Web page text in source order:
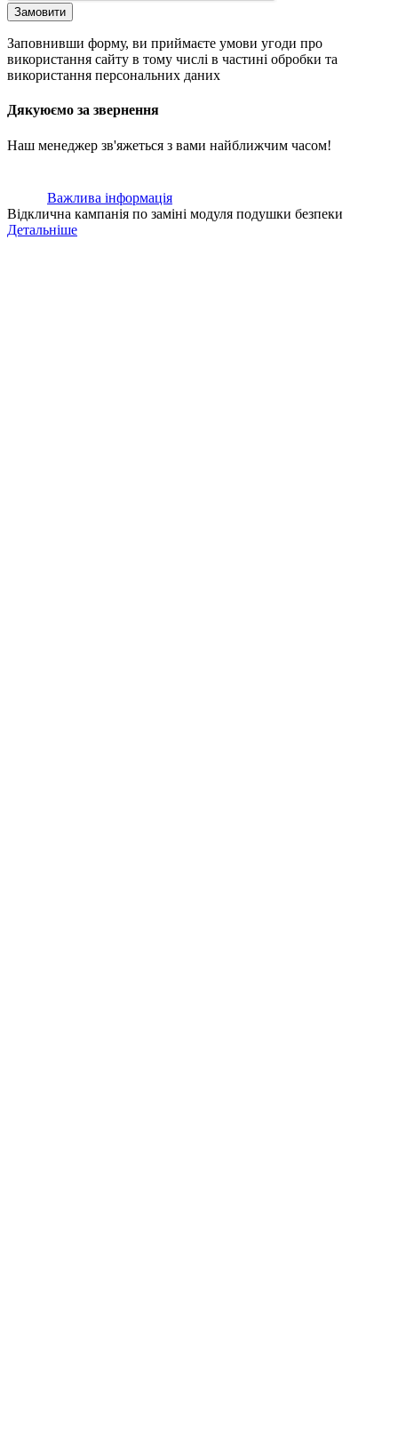
Замовити
Заповнивши форму, ви приймаєте умови угоди про
використання сайту в тому числі в частині обробки та
використання персональних даних
Дякуюємо за звернення
Наш менеджер зв'яжеться з вами найближчим часом!
Важлива інформація
Відклична кампанія по заміні модуля подушки безпеки
Детальніше